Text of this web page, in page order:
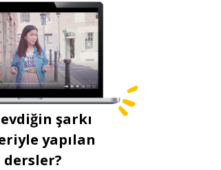
şarkı
yapılan
dersler?